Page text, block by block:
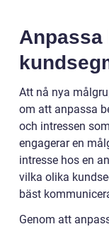
Att nå nya
om att anpassa
och intressen
engagerar en
intresse hos en
vilka olika
bäst
Genom att